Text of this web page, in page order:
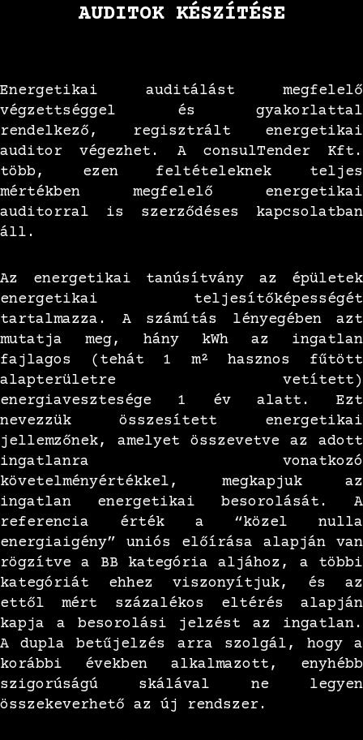
AUDITOK KÉSZÍTÉSE
Energetikai auditálást megfelelő
végzettséggel és gyakorlattal
rendelkező, regisztrált energetikai
auditor végezhet. A consulTender Kft.
több, ezen feltételeknek teljes
mértékben megfelelő energetikai
auditorral is szerződéses kapcsolatban
áll.
Az energetikai tanúsítvány az épületek
energetikai teljesítőképességét
tartalmazza. A számítás lényegében azt
mutatja meg, hány kWh az ingatlan
fajlagos (tehát 1 m² hasznos fűtött
alapterületre vetített)
energiavesztesége 1 év alatt. Ezt
nevezzük összesített energetikai
jellemzőnek, amelyet összevetve az adott
ingatlanra vonatkozó
követelményértékkel, megkapjuk az
ingatlan energetikai besorolását. A
referencia érték a “közel nulla
energiaigény” uniós előírása alapján van
rögzítve a BB kategória aljához, a többi
kategóriát ehhez viszonyítjuk, és az
ettől mért százalékos eltérés alapján
kapja a besorolási jelzést az ingatlan.
A dupla betűjelzés arra szolgál, hogy a
korábbi években alkalmazott, enyhébb
szigorúságú skálával ne legyen
összekeverhető az új rendszer.